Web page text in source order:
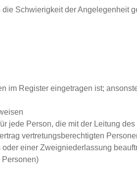
Schwierigkeit der Angelegenheit
im Register eingetragen ist;
jede Person, die mit der Leitung
vertretungsberechtigten
einer Zweigniederlassung
Personen)